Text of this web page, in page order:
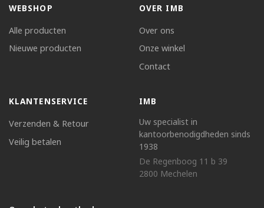
WEBSHOP
Alle producten
Nieuwe producten
OVER IMB
Over ons
Onze winkel
Contact
KLANTENSERVICE
Verzenden & Retour
Veilig betalen
IMB
Uw specialist in
kantoorbenodigdheden sinds
1938
De Regenboog 11 b 39
2800 Mechelen